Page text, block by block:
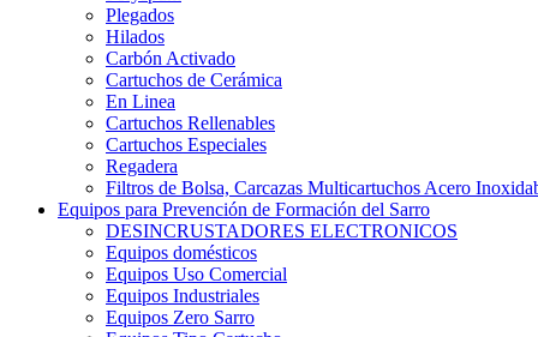
Plegados
Hilados
Carbón Activado
Cartuchos de Cerámica
En Linea
Cartuchos Rellenables
Cartuchos Especiales
Regadera
Filtros de Bolsa, Carcazas Multicartuchos Acero
Equipos para Prevención de Formación del Sarro
DESINCRUSTADORES ELECTRONICOS
Equipos domésticos
Equipos Uso Comercial
Equipos Industriales
Equipos Zero Sarro